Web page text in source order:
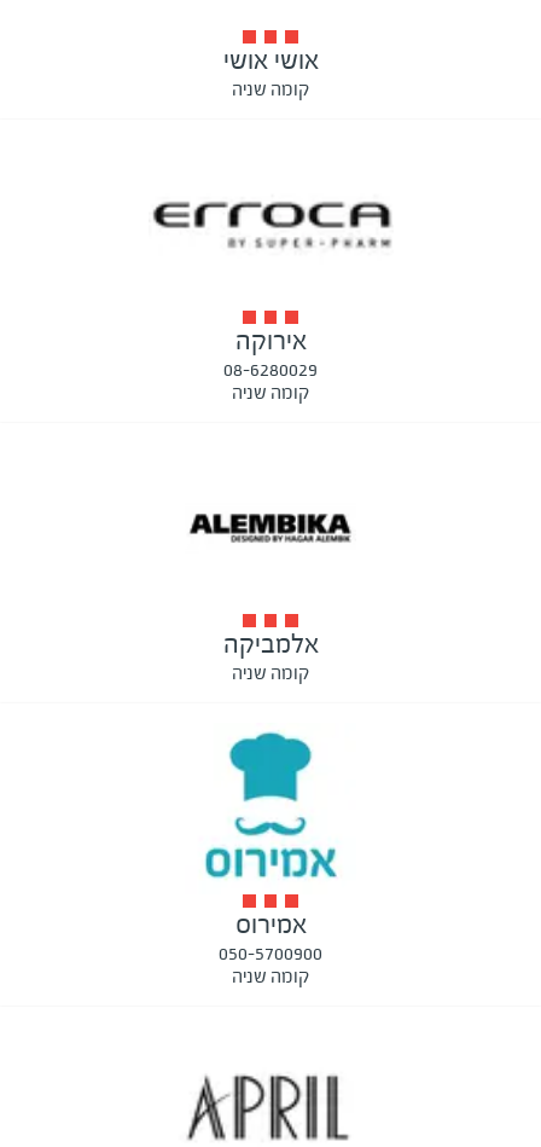
אושי אושי
קומה שניה
אירוקה
08-6280029
קומה שניה
אלמביקה
קומה שניה
אמירוס
050-5700900
קומה שניה